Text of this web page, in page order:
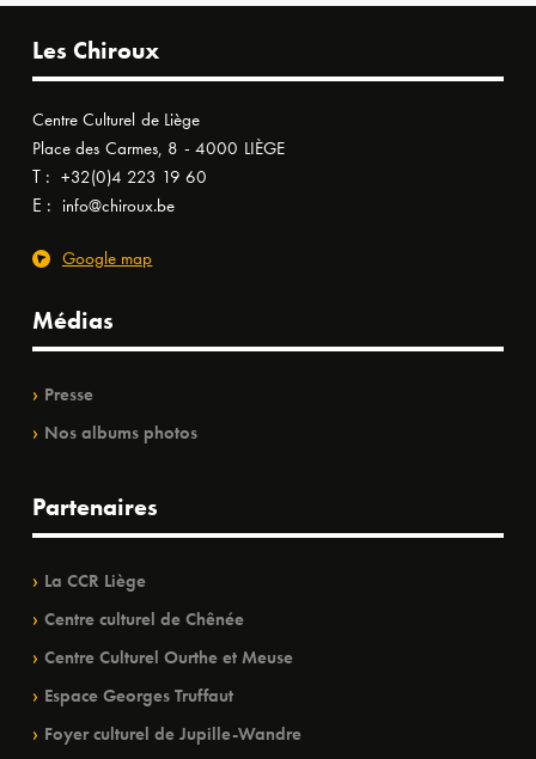
Les Chiroux
Centre Culturel de Liège
Place des Carmes, 8 - 4000 LIÈGE
T : +32(0)4 223 19 60
E : info@chiroux.be
Google map
Médias
Presse
Nos albums photos
Partenaires
La CCR Liège
Centre culturel de Chênée
Centre Culturel Ourthe et Meuse
Espace Georges Truffaut
Foyer culturel de Jupille-Wandre